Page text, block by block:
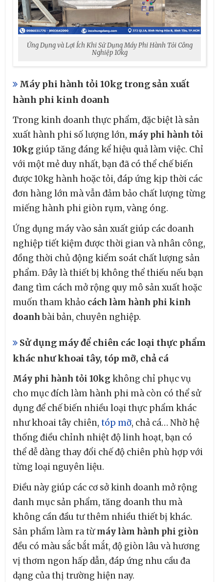
Ứng Dụng và Lợi Ích Khi Sử Dụng Máy Phi Hành Tỏi Công
Nghiệp 10kg
Máy phi hành tỏi 10kg trong sản xuất
hành phi kinh doanh
Trong kinh doanh thực phẩm, đặc biệt là sản
xuất hành phi số lượng lớn, máy phi hành tỏi
10kg giúp tăng đáng kể hiệu quả làm việc. Chỉ
với một mẻ duy nhất, bạn đã có thể chế biến
được 10kg hành hoặc tỏi, đáp ứng kịp thời các
đơn hàng lớn mà vẫn đảm bảo chất lượng từng
miếng hành phi giòn rụm, vàng óng.
Ứng dụng máy vào sản xuất giúp các doanh
nghiệp tiết kiệm được thời gian và nhân công,
đồng thời chủ động kiểm soát chất lượng sản
phẩm. Đây là thiết bị không thể thiếu nếu bạn
đang tìm cách mở rộng quy mô sản xuất hoặc
muốn tham khảo cách làm hành phi kinh
doanhbài bản, chuyên nghiệp.
Sử dụng máy để chiên các loại thực phẩm
khác như khoai tây, tóp mỡ, chả cá
Máy phi hành tỏi 10kg không chỉ phục vụ
cho mục đích làm hành phi mà còn có thể sử
dụng để chế biến nhiều loại thực phẩm khác
như khoai tây chiên, tóp mỡ, chả cá… Nhờ hệ
thống điều chỉnh nhiệt độ linh hoạt, bạn có
thể dễ dàng thay đổi chế độ chiên phù hợp với
từng loại nguyên liệu.
Điều này giúp các cơ sở kinh doanh mở rộng
danh mục sản phẩm, tăng doanh thu mà
không cần đầu tư thêm nhiều thiết bị khác.
Sản phẩm làm ra từmáy làm hành phi giòn
đều có màu sắc bắt mắt, độ giòn lâu và hương
vị thơm ngon hấp dẫn, đáp ứng nhu cầu đa
dạng của thị trường hiện nay.